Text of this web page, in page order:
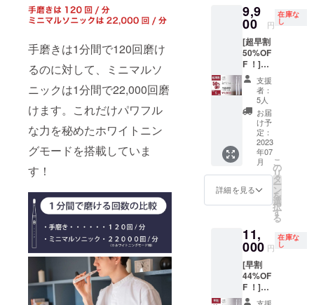
手磨きは1分間で120回磨け
るのに対して、ミニマルソ
ニックは1分間で22,000回磨
けます。これだけパワフル
な力を秘めたホワイトニン
グモードを搭載していま
す！
書の有
無：有
（日本
語、英
語）●保
証の有
無：有
（ご購
入より
１年
間）
用上の
注意事
項：歯
の表面
にブラ
シを当
て、一
本ずつ
ずらし
ながら
ゆっく
りと動
かしま
す。ゴ
シゴシ
いよう
にご注
扱説明
書の有
無：有
（日本
語、英
語）●保
ざいま
す。ご
了承く
ださ
い。 ※
ご注文
状況、
使用部
材の供
給状
況、製
造工程
上の都
合等に
より出
荷時期
が遅れ
※税込、
送料込
格で
す。 ●
希望小
売価
換式ブ
ラシ
ヘッド
×2個 ・
充電
ケーブ
ル×1個
（箱サ
イズ：
220mm
×50mm
×20mm
） ※デ
ザイ
ン・仕
様は変
更にな
す。ご
了承く
ださ
い。 ※
ご注文
状況、
使用部
9,9
00 円
在庫な
し
[超早割
50%OF
F ！]
（限定5
個） ・
ミニマ
ルソ
ニック×
２セッ
ト ・
9,900円
19,800
円の
50%OF
F］ ・
個 ・交
換式ブ
ラシ
ヘッド
×4個 ・
充電
ケーブ
支援
者：
5人
お届
け予
定：
2023
年07
月
詳細を見る
こ
の
リ
タ
ー
ン
を
選
択
す
る
11,
000 円
在庫な
し
[早割
44%OF
F ！]
（限定
支援